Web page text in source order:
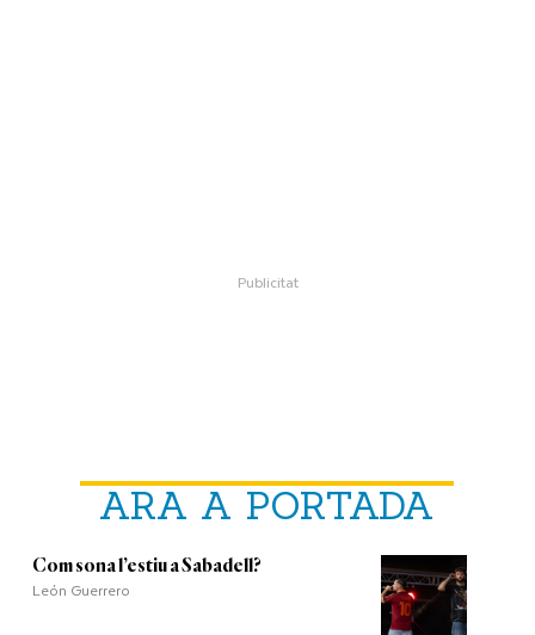
ARA A PORTADA
Com sona l’estiu a Sabadell?
León Guerrero